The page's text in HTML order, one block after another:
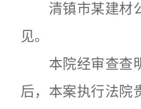
清镇市某建材公
见。
本院经审查查明
后，本案执行法院